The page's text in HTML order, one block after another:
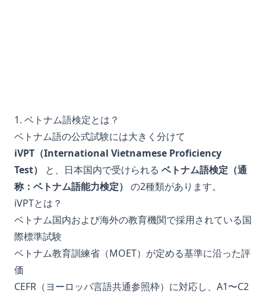
1. ベトナム語検定とは？
ベトナム語の公式試験には大きく分けて
iVPT（International Vietnamese Proficiency
Test）
と、日本国内で受けられる ベトナム語検定（通
称：ベトナム語能力検定） の2種類があります。
iVPTとは？
ベトナム国内および海外の教育機関で採用されている国
際標準試験
ベトナム教育訓練省（MOET）が定める基準に沿った評
価
CEFR（ヨーロッパ言語共通参照枠）に対応し、A1〜C2